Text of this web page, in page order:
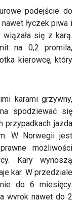
podejście do
łyczek piwa i
się z karą.
na 0,2 promila,
kierowcę, który
karami grzywny,
spodziewać się
przypadkach jazda
W Norwegii jest
możliwości
Kary wynoszą
kar. W przedziale
do 6 miesięcy.
wyrok nawet do 2